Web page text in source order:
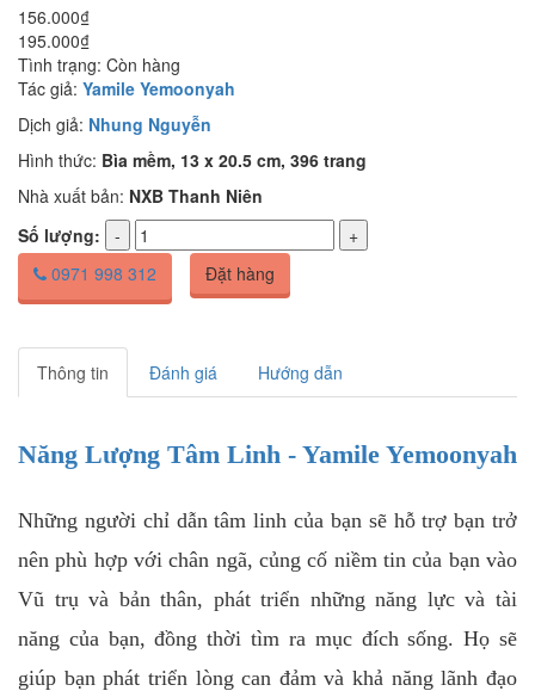
156.000₫
195.000₫
Tình trạng: Còn hàng
Tác giả: Yamile Yemoonyah
Dịch giả: Nhung Nguyễn
Hình thức: Bìa mềm, 13 x 20.5 cm, 396 trang
Nhà xuất bản: NXB Thanh Niên
Số lượng:
0971 998 312
Đặt hàng
Thông tin Đánh giá Hướng dẫn
Năng Lượng Tâm Linh - Yamile Yemoonyah
Những người chỉ dẫn tâm linh của bạn sẽ hỗ trợ bạn trở
nên phù hợp với chân ngã, củng cố niềm tin của bạn vào
Vũ trụ và bản thân, phát triển những năng lực và tài
năng của bạn, đồng thời tìm ra mục đích sống. Họ sẽ
giúp bạn phát triển lòng can đảm và khả năng lãnh đạo